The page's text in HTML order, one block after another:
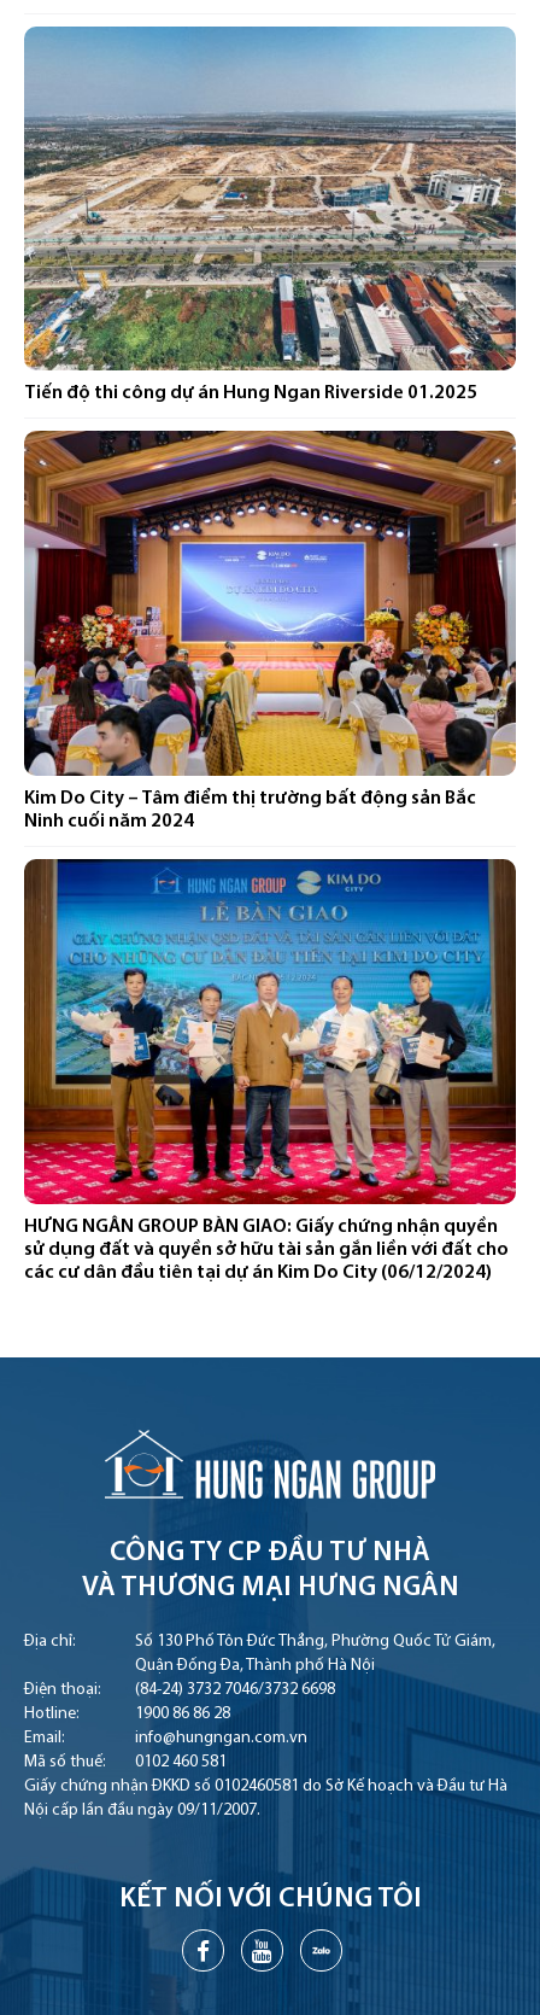
Tiến độ thi công dự án Hung Ngan Riverside 01.2025
Kim Do City – Tâm điểm thị trường bất động sản Bắc
Ninh cuối năm 2024
HƯNG NGÂN GROUP BÀN GIAO: Giấy chứng nhận quyền
sử dụng đất và quyền sở hữu tài sản gắn liền với đất cho
các cư dân đầu tiên tại dự án Kim Do City (06/12/2024)
CÔNG TY CP ĐẦU TƯ NHÀ
VÀ THƯƠNG MẠI HƯNG NGÂN
Địa chỉ:
Số 130 Phố Tôn Đức Thắng, Phường Quốc Tử Giám,
Quận Đống Đa, Thành phố Hà Nội
Điện thoại:
(84-24) 3732 7046/3732 6698
Hotline:
1900 86 86 28
Email:
info@hungngan.com.vn
Mã số thuế:
0102 460 581
Giấy chứng nhận ĐKKD số 0102460581 do Sở Kế hoạch và Đầu tư Hà
Nội cấp lần đầu ngày 09/11/2007.
KẾT NỐI VỚI CHÚNG TÔI